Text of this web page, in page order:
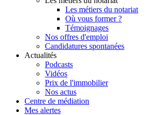
Les métiers du notariat
Où vous former ?
Témoignages
Nos offres d'emploi
Candidatures spontanées
Actualités
Podcasts
Vidéos
Prix de l'immobilier
Nos actus
Centre de médiation
Mes alertes